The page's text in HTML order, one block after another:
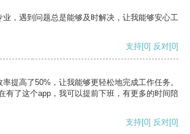
业，遇到问题总是能够及时解决，让我能够安心工
支持[0] 反对[0]
提高了50%，让我能够更轻松地完成工作任务。
有了这个app，我可以提前下班，有更多的时间陪
支持[0] 反对[0]